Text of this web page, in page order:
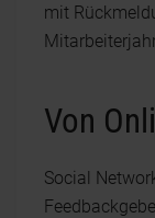
mit
Von
Social